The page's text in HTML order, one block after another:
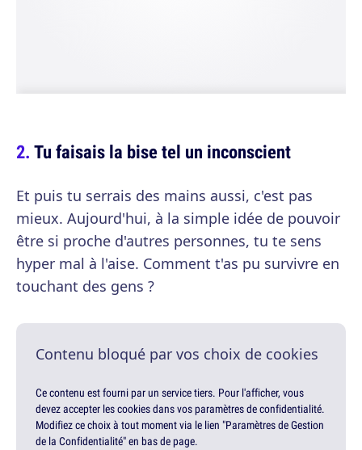
Tu faisais la bise tel un inconscient
Et puis tu serrais des mains aussi, c'est pas
mieux. Aujourd'hui, à la simple idée de pouvoir
être si proche d'autres personnes, tu te sens
hyper mal à l'aise. Comment t'as pu survivre en
touchant des gens ?
Contenu bloqué par vos choix de cookies
Ce contenu est fourni par un service tiers. Pour l'afficher, vous
devez accepter les cookies dans vos paramètres de confidentialité.
Modifiez ce choix à tout moment via le lien "Paramètres de Gestion
de la Confidentialité" en bas de page.